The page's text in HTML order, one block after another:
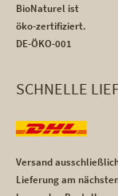
BioNaturel ist
öko-zertifiziert.
DE-ÖKO-001
SCHNELLE
Versand
Lieferung am